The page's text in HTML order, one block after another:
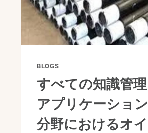
BLOGS
すべての知識管理
アプリケーション
分野におけるオイ